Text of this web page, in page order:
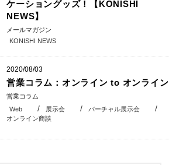
ケーショングッズ！【KONISHI
NEWS】
メールマガジン
KONISHI NEWS
2020/08/03
営業コラム：オンライン to オンライン
営業コラム
Web
展示会
バーチャル展示会
オンライン商談